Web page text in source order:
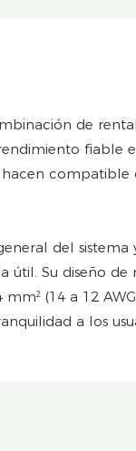
de
fiable
hacen
del sistema
útil. Su diseño de
(14 a 12
a los